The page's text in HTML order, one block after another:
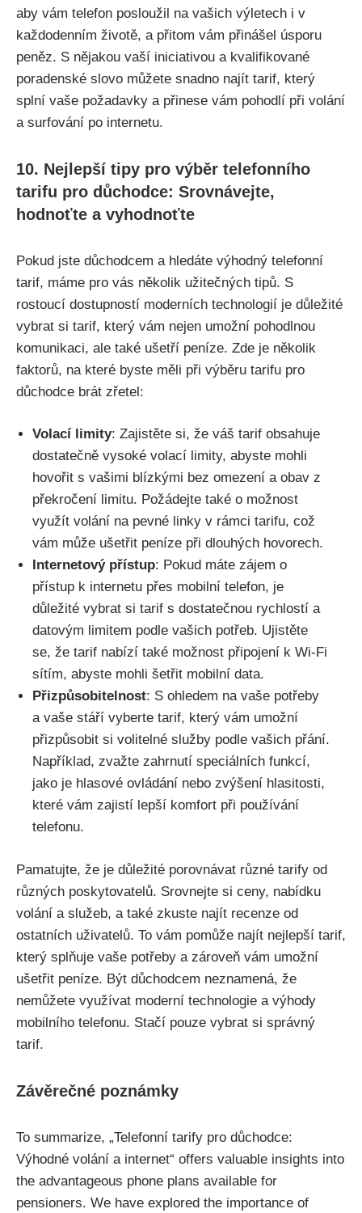
aby vám telefon posloužil na vašich výletech i v
každodenním životě, a přitom vám přinášel úsporu
peněz. S nějakou vaší iniciativou a kvalifikované
poradenské slovo můžete snadno najít tarif, který
splní vaše požadavky a přinese vám pohodlí při volání
a surfování po internetu.
10. Nejlepší tipy pro výběr telefonního
tarifu pro důchodce: Srovnávejte,
hodnoťte a vyhodnoťte
Pokud jste důchodcem a hledáte výhodný telefonní
tarif, máme pro vás několik užitečných tipů. S
rostoucí dostupností moderních technologií je důležité
vybrat si tarif, který vám nejen umožní pohodlnou
komunikaci, ale také ušetří peníze. Zde je několik
faktorů, na které byste měli při výběru tarifu pro
důchodce brát zřetel:
Volací limity: Zajistěte si, že váš tarif obsahuje
dostatečně vysoké volací limity, abyste mohli
hovořit s vašimi blízkými bez omezení a obav z
překročení limitu. Požádejte také o možnost
využít volání na pevné linky v rámci tarifu, což
vám může ušetřit peníze při dlouhých hovorech.
Internetový přístup: Pokud máte zájem o
přístup k internetu přes mobilní telefon, je
důležité vybrat si tarif s dostatečnou rychlostí a
datovým limitem podle vašich potřeb. Ujistěte
se, že tarif nabízí také možnost připojení k Wi-Fi
sítím, abyste mohli šetřit mobilní data.
Přizpůsobitelnost: S ohledem na vaše potřeby
a vaše stáří vyberte tarif, který vám umožní
přizpůsobit si volitelné služby podle vašich přání.
Například, zvažte zahrnutí speciálních funkcí,
jako je hlasové ovládání nebo zvýšení hlasitosti,
které vám zajistí lepší komfort při používání
telefonu.
Pamatujte, že je důležité porovnávat různé tarify od
různých poskytovatelů. Srovnejte si ceny, nabídku
volání a služeb, a také zkuste najít recenze od
ostatních uživatelů. To vám pomůže najít nejlepší tarif,
který splňuje vaše potřeby a zároveň vám umožní
ušetřit peníze. Být důchodcem neznamená, že
nemůžete využívat moderní technologie a výhody
mobilního telefonu. Stačí pouze vybrat si správný
tarif.
Závěrečné poznámky
To summarize, „Telefonní tarify pro důchodce:
Výhodné volání a internet“ offers valuable insights into
the advantageous phone plans available for
pensioners. We have explored the importance of